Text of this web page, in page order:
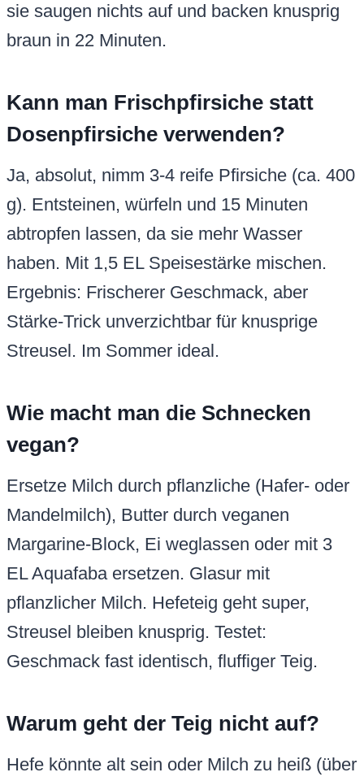
sie saugen nichts auf und backen knusprig
braun in 22 Minuten.
Kann man Frischpfirsiche statt
Dosenpfirsiche verwenden?
Ja, absolut, nimm 3-4 reife Pfirsiche (ca. 400
g). Entsteinen, würfeln und 15 Minuten
abtropfen lassen, da sie mehr Wasser
haben. Mit 1,5 EL Speisestärke mischen.
Ergebnis: Frischerer Geschmack, aber
Stärke-Trick unverzichtbar für knusprige
Streusel. Im Sommer ideal.
Wie macht man die Schnecken
vegan?
Ersetze Milch durch pflanzliche (Hafer- oder
Mandelmilch), Butter durch veganen
Margarine-Block, Ei weglassen oder mit 3
EL Aquafaba ersetzen. Glasur mit
pflanzlicher Milch. Hefeteig geht super,
Streusel bleiben knusprig. Testet:
Geschmack fast identisch, fluffiger Teig.
Warum geht der Teig nicht auf?
Hefe könnte alt sein oder Milch zu heiß (über